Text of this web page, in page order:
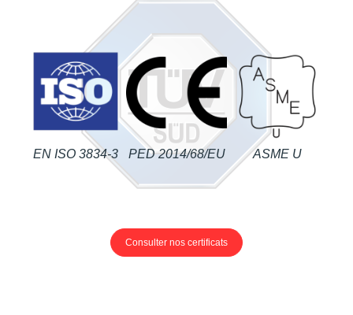
EN ISO 3834-3 PED 2014/68/EU ASME U
Consulter nos certificats